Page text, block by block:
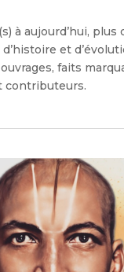
à aujourd’hui, plus
et
faits
contributeurs.